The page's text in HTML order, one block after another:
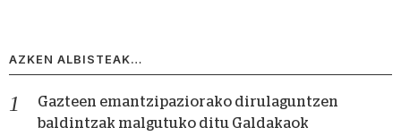
AZKEN ALBISTEAK…
Gazteen emantzipaziorako dirulaguntzen
baldintzak malgutuko ditu Galdakaok